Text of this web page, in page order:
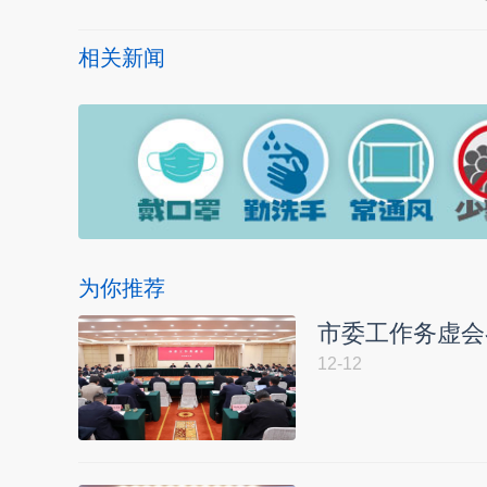
相关新闻
为你推荐
市委工作务虚
12-12